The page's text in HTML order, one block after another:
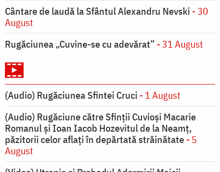
Cântare de laudă la Sfântul Alexandru Nevski - 30
August
Rugăciunea „Cuvine-se cu adevărat” - 31 August
(Audio) Rugăciunea Sfintei Cruci - 1 August
(Audio) Rugăciune către Sfinții Cuvioși Macarie
Romanul și Ioan Iacob Hozevitul de la Neamț,
păzitorii celor aflați în depărtată străinătate- 5
August